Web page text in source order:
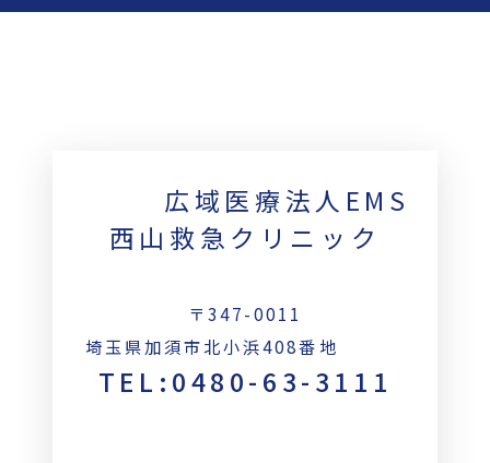
広域医療法人EMS
西山救急クリニック
〒347-0011
埼玉県加須市北小浜408番地
TEL:0480-63-3111